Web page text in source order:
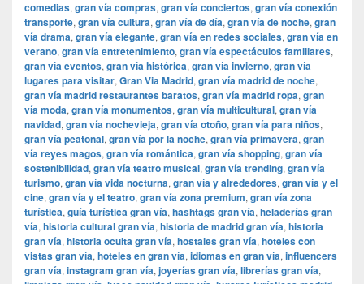
comedias, gran vía compras, gran vía conciertos, gran vía conexión
transporte, gran vía cultura, gran vía de día, gran vía de noche, gran
vía drama, gran vía elegante, gran vía en redes sociales, gran vía en
verano, gran vía entretenimiento, gran vía espectáculos familiares,
gran vía eventos, gran vía histórica, gran vía invierno, gran vía
lugares para visitar, ​​Gran Via Madrid, gran vía madrid de noche,
gran vía madrid restaurantes baratos, gran vía madrid ropa, gran
vía moda, gran vía monumentos, gran vía multicultural, gran vía
navidad, gran vía nochevieja, gran vía otoño, gran vía para niños,
gran vía peatonal, gran vía por la noche, gran vía primavera, gran
vía reyes magos, gran vía romántica, gran vía shopping, gran vía
sostenibilidad, gran vía teatro musical, gran vía trending, gran vía
turismo, gran vía vida nocturna, gran vía y alrededores, gran vía y el
cine, gran vía y el teatro, gran vía zona premium, gran vía zona
turística, guía turística gran vía, hashtags gran vía, heladerías gran
vía, historia cultural gran vía, historia de madrid gran vía, historia
gran vía, historia oculta gran vía, hostales gran vía, hoteles con
vistas gran vía, hoteles en gran vía, idiomas en gran vía, influencers
gran vía, instagram gran vía, joyerías gran vía, librerías gran vía,